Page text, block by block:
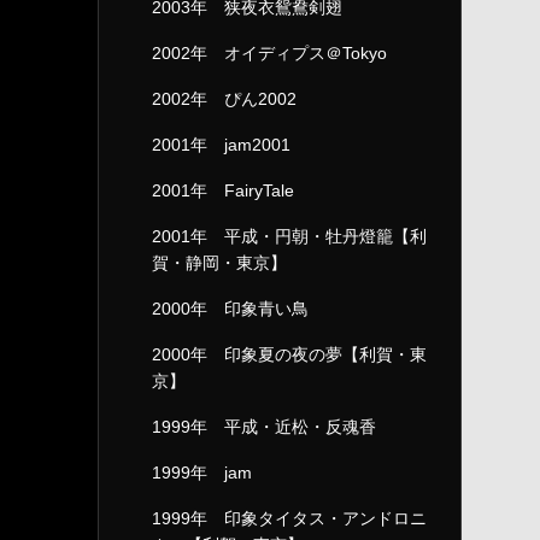
2003年 狭夜衣鴛鴦剣翅
2002年 オイディプス＠Tokyo
2002年 ぴん2002
2001年 jam2001
2001年 FairyTale
2001年 平成・円朝・牡丹燈籠【利
賀・静岡・東京】
2000年 印象青い鳥
2000年 印象夏の夜の夢【利賀・東
京】
1999年 平成・近松・反魂香
1999年 jam
1999年 印象タイタス・アンドロニ